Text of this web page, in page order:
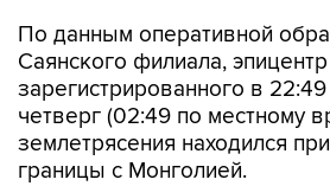
По данным оперативной
Саянского филиала, эпицентр
зарегистрированного в
четверг (02:49 по местному
землетрясения находился
границы с Монголией.